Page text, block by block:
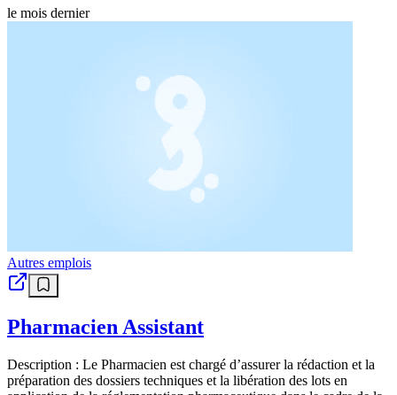
le mois dernier
Autres emplois
Pharmacien Assistant
Description : Le Pharmacien est chargé d’assurer la rédaction et la
préparation des dossiers techniques et la libération des lots en